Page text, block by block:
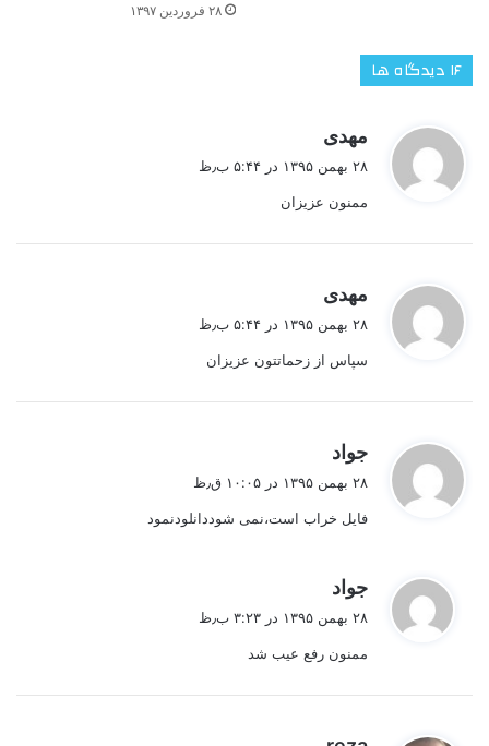
۲۸ فروردین ۱۳۹۷
‫۱۶ دیدگاه ها
مهدی
ت
:
۲۸ بهمن ۱۳۹۵ در ۵:۴۴ ب٫ظ
ممنون عزیزان
مهدی
ت
:
۲۸ بهمن ۱۳۹۵ در ۵:۴۴ ب٫ظ
سپاس از زحماتتون عزیزان
جواد
ت
:
۲۸ بهمن ۱۳۹۵ در ۱۰:۰۵ ق٫ظ
فایل خراب است،نمی شوددانلودنمود
جواد
ت
:
۲۸ بهمن ۱۳۹۵ در ۳:۲۳ ب٫ظ
ممنون رفع عیب شد